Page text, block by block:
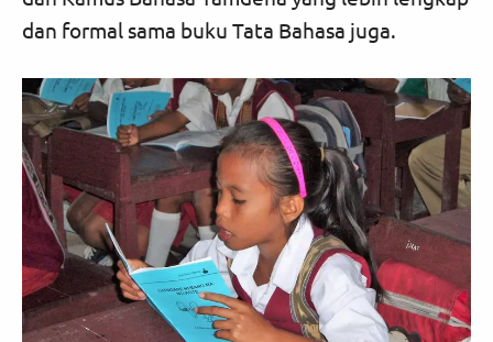
dan formal sama buku Tata Bahasa juga.